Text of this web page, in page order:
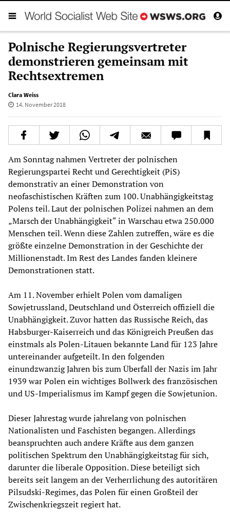
Polnische Regierungsvertreter
demonstrieren gemeinsam mit
Rechtsextremen
Clara Weiss
14. November 2018
Am Sonntag nahmen Vertreter der polnischen
Regierungspartei Recht und Gerechtigkeit (PiS)
demonstrativ an einer Demonstration von
neofaschistischen Kräften zum 100. Unabhängigkeitstag
Polens teil. Laut der polnischen Polizei nahmen an dem
„Marsch der Unabhängigkeit“ in Warschau etwa 250.000
Menschen teil. Wenn diese Zahlen zutreffen, wäre es die
größte einzelne Demonstration in der Geschichte der
Millionenstadt. Im Rest des Landes fanden kleinere
Demonstrationen statt.
Am 11. November erhielt Polen vom damaligen
Sowjetrussland, Deutschland und Österreich offiziell die
Unabhängigkeit. Zuvor hatten das Russische Reich, das
Habsburger-Kaiserreich und das Königreich Preußen das
einstmals als Polen-Litauen bekannte Land für 123 Jahre
untereinander aufgeteilt. In den folgenden
einundzwanzig Jahren bis zum Überfall der Nazis im Jahr
1939 war Polen ein wichtiges Bollwerk des französischen
und US-Imperialismus im Kampf gegen die Sowjetunion.
Dieser Jahrestag wurde jahrelang von polnischen
Nationalisten und Faschisten begangen. Allerdings
beanspruchten auch andere Kräfte aus dem ganzen
politischen Spektrum den Unabhängigkeitstag für sich,
darunter die liberale Opposition. Diese beteiligt sich
bereits seit langem an der Verherrlichung des autoritären
Pilsudski-Regimes, das Polen für einen Großteil der
Zwischenkriegszeit regiert hat.